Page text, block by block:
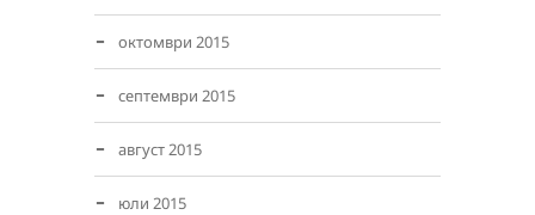
октомври 2015
септември 2015
август 2015
юли 2015